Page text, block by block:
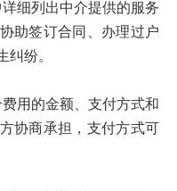
列出中介提供的服务
助签订合同、办理过户
纠纷。
的金额、支付方式和
协商承担，支付方式可